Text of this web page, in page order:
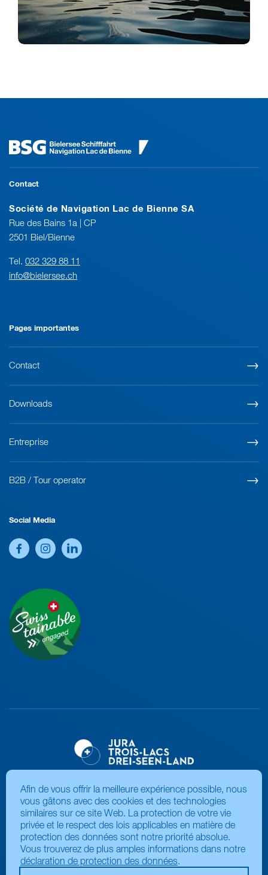
Le samedi soir
Contact
Société de Navigation Lac de Bienne SA
Rue des Bains 1a | CP
2501 Biel/Bienne
Tel. 032 329 88 11
info@bielersee.ch
Pages importantes
Contact
Downloads
Entreprise
B2B / Tour operator
Social Media
Afin de vous offrir la meilleure expérience possible, nous
vous gâtons avec des cookies et des technologies
similaires sur ce site Web. La protection de votre vie
privée et le respect des lois applicables en matière de
protection des données sont notre priorité absolue.
Vous trouverez de plus amples informations dans notre
déclaration de protection des données.